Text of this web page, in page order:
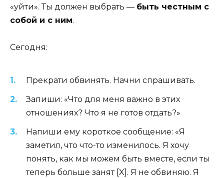
«уйти». Ты должен выбрать — быть честным с
собой и с ним.
Сегодня:
Прекрати обвинять. Начни спрашивать.
Запиши: «Что для меня важно в этих
отношениях? Что я не готов отдать?»
Напиши ему короткое сообщение: «Я
заметил, что что-то изменилось. Я хочу
понять, как мы можем быть вместе, если ты
теперь больше занят [X]. Я не обвиняю. Я